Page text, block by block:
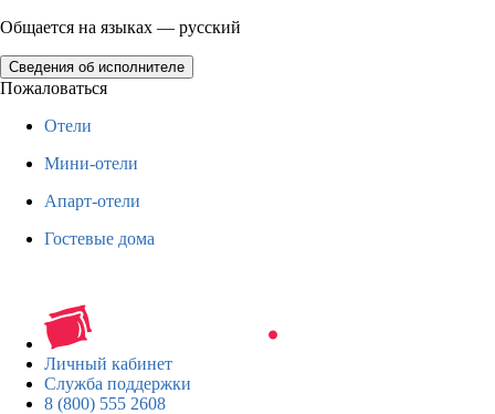
Общается на языках — русский
Сведения об исполнителе
Пожаловаться
Отели
Мини-отели
Апарт-отели
Гостевые дома
Личный кабинет
Служба поддержки
8 (800) 555 2608